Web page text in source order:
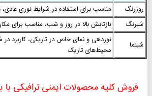
روزرنگ
مناسب برای استفاده در شرایط نوری
شبرنگ
بازتابش بالا در روز و شب، مناسب برای
شبنما
نوردهی و نمای خاص در تاریکی، کاربرد
محیط‌های تاریک
فروش کلیه محصولات ایمنی ترافیکی با